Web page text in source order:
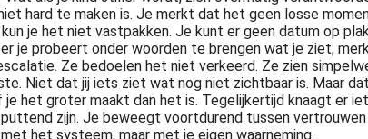
hard te maken is. Je merkt dat het geen losse
je het niet vastpakken. Je kunt er geen datum op
je probeert onder woorden te brengen wat je ziet,
Ze bedoelen het niet verkeerd. Ze zien
Niet dat jij iets ziet wat nog niet zichtbaar is. Maar
het groter maakt dan het is. Tegelijkertijd knaagt er
zijn. Je beweegt voortdurend tussen
het systeem, maar met je eigen waarneming.